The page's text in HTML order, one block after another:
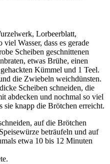
Lorbeerblatt,
Wasser, dass es gerade
Scheiben geschnittenen
etwas Brühe, ei­nen
Kümmel und 1 Teel.
die Zwiebeln weichdünsten.
Scheiben schneiden, die
abdecken und nochmal so viel
sie knapp die Brötchen er­reicht.
auf die Brötchen
beträufeln und auf
etwa 10 bis 12 Minuten